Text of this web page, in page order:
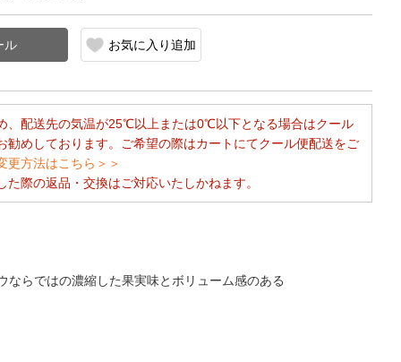
お気に入り追加
、配送先の気温が25℃以上または0℃以下となる場合はクール
勧めしております。ご希望の際はカートにてクール便配送をご
更方法はこちら＞＞
際の返品・交換はご対応いたしかねます。
らではの濃縮した果実味とボリューム感のある